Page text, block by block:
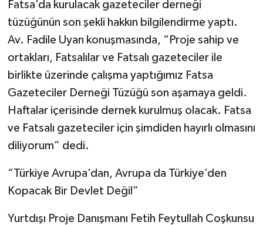
Fatsa’da kurulacak gazeteciler derneği
tüzüğünün son şekli hakkın bilgilendirme yaptı.
Av. Fadile Uyan konuşmasında, “Proje sahip ve
ortakları, Fatsalılar ve Fatsalı gazeteciler ile
birlikte üzerinde çalışma yaptığımız Fatsa
Gazeteciler Derneği Tüzüğü son aşamaya geldi.
Haftalar içerisinde dernek kurulmuş olacak. Fatsa
ve Fatsalı gazeteciler için şimdiden hayırlı olmasını
diliyorum” dedi.
“Türkiye Avrupa’dan, Avrupa da Türkiye’den
Kopacak Bir Devlet Değil”
Yurtdışı Proje Danışmanı Fetih Feytullah Coşkunsu